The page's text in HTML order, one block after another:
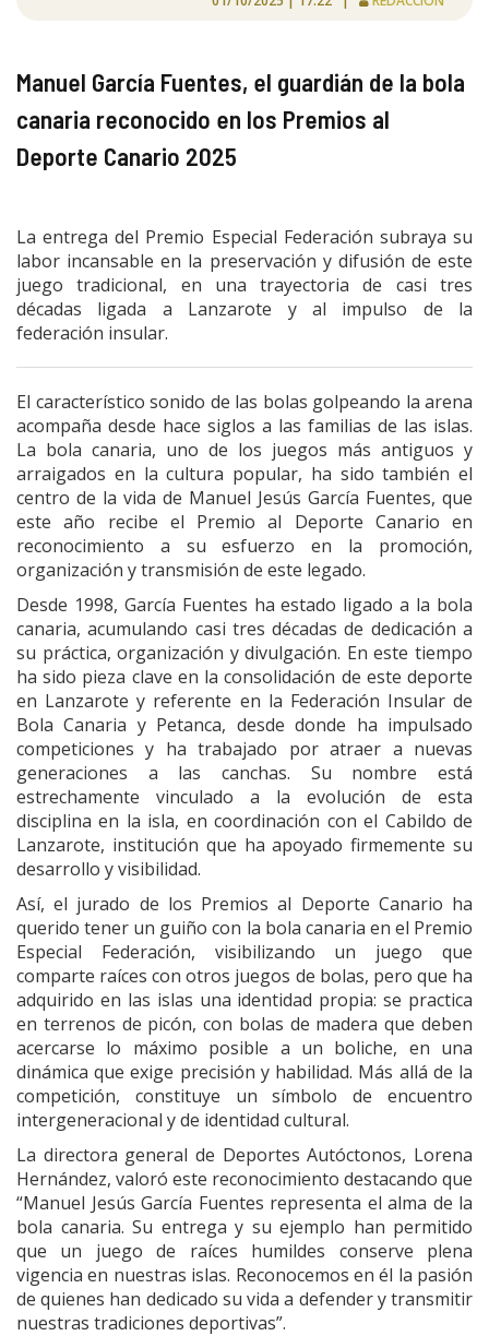
Manuel García Fuentes, el guardián de la bola
canaria reconocido en los Premios al
Deporte Canario 2025
La entrega del Premio Especial Federación subraya su
labor incansable en la preservación y difusión de este
juego tradicional, en una trayectoria de casi tres
décadas ligada a Lanzarote y al impulso de la
federación insular.
El característico sonido de las bolas golpeando la arena
acompaña desde hace siglos a las familias de las islas.
La bola canaria, uno de los juegos más antiguos y
arraigados en la cultura popular, ha sido también el
centro de la vida de Manuel Jesús García Fuentes, que
este año recibe el Premio al Deporte Canario en
reconocimiento a su esfuerzo en la promoción,
organización y transmisión de este legado.
Desde 1998, García Fuentes ha estado ligado a la bola
canaria, acumulando casi tres décadas de dedicación a
su práctica, organización y divulgación. En este tiempo
ha sido pieza clave en la consolidación de este deporte
en Lanzarote y referente en la Federación Insular de
Bola Canaria y Petanca, desde donde ha impulsado
competiciones y ha trabajado por atraer a nuevas
generaciones a las canchas. Su nombre está
estrechamente vinculado a la evolución de esta
disciplina en la isla, en coordinación con el Cabildo de
Lanzarote, institución que ha apoyado firmemente su
desarrollo y visibilidad.
Así, el jurado de los Premios al Deporte Canario ha
querido tener un guiño con la bola canaria en el Premio
Especial Federación, visibilizando un juego que
comparte raíces con otros juegos de bolas, pero que ha
adquirido en las islas una identidad propia: se practica
en terrenos de picón, con bolas de madera que deben
acercarse lo máximo posible a un boliche, en una
dinámica que exige precisión y habilidad. Más allá de la
competición, constituye un símbolo de encuentro
intergeneracional y de identidad cultural.
La directora general de Deportes Autóctonos, Lorena
Hernández, valoró este reconocimiento destacando que
“Manuel Jesús García Fuentes representa el alma de la
bola canaria. Su entrega y su ejemplo han permitido
que un juego de raíces humildes conserve plena
vigencia en nuestras islas. Reconocemos en él la pasión
de quienes han dedicado su vida a defender y transmitir
nuestras tradiciones deportivas”.